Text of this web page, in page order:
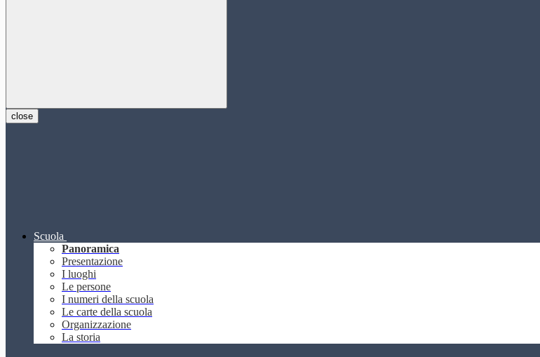
close
Scuola
Panoramica
Presentazione
I luoghi
Le persone
I numeri della scuola
Le carte della scuola
Organizzazione
La storia